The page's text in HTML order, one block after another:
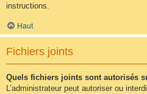
instructions.
Haut
Fichiers joints
Quels fichiers joints sont autorisés
L’administrateur peut autoriser ou